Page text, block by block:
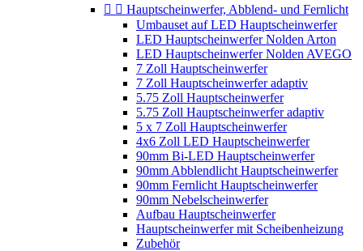
  Hauptscheinwerfer, Abblend- und Fernlicht
Umbauset auf LED Hauptscheinwerfer
LED Hauptscheinwerfer Nolden Arton
LED Hauptscheinwerfer Nolden AVEGO
7 Zoll Hauptscheinwerfer
7 Zoll Hauptscheinwerfer adaptiv
5.75 Zoll Hauptscheinwerfer
5.75 Zoll Hauptscheinwerfer adaptiv
5 x 7 Zoll Hauptscheinwerfer
4x6 Zoll LED Hauptscheinwerfer
90mm Bi-LED Hauptscheinwerfer
90mm Abblendlicht Hauptscheinwerfer
90mm Fernlicht Hauptscheinwerfer
90mm Nebelscheinwerfer
Aufbau Hauptscheinwerfer
Hauptscheinwerfer mit Scheibenheizung
Zubehör